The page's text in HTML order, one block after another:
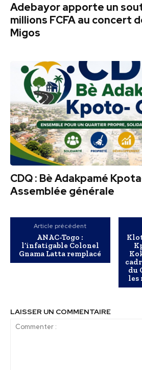
Adebayor apporte un
millions FCFA au concert
Migos
CDQ : Bè Adakpamé
Assemblée générale
Article précédent
ANAC-Togo :
l’infatigable Colonel
Gnama Latta remplacé
du
les
LAISSER UN COMMENTAIRE